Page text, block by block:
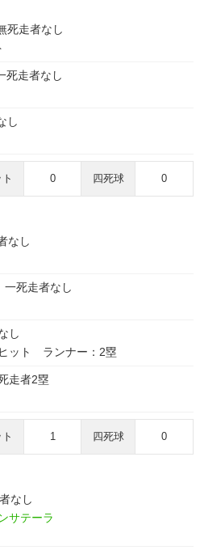
死走者なし
死走者なし
し
0 四死球 0
なし
一死走者なし
し
ット ランナー：2塁
走者2塁
1 四死球 0
なし
サテーラ